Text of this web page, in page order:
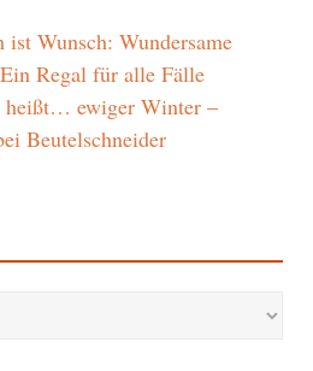
ist Wunsch: Wundersame
Regal für alle Fälle
heißt… ewiger Winter –
Beutelschneider